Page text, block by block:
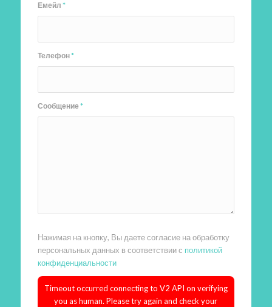
Емейл*
Телефон*
Сообщение*
Нажимая на кнопку, Вы даете согласие на обработку
персональных данных в соответствии с политикой
конфиденциальности
Timeout occurred connecting to V2 API on verifying
you as human. Please try again and check your